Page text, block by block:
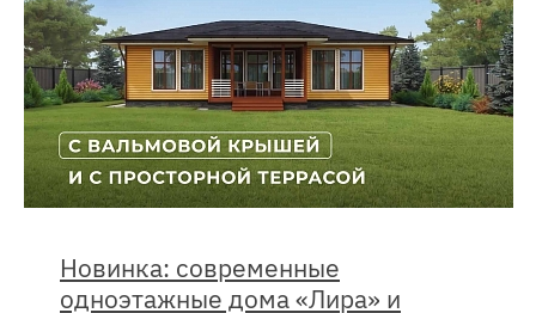
Новинка: современные
одноэтажные дома «Лира» и